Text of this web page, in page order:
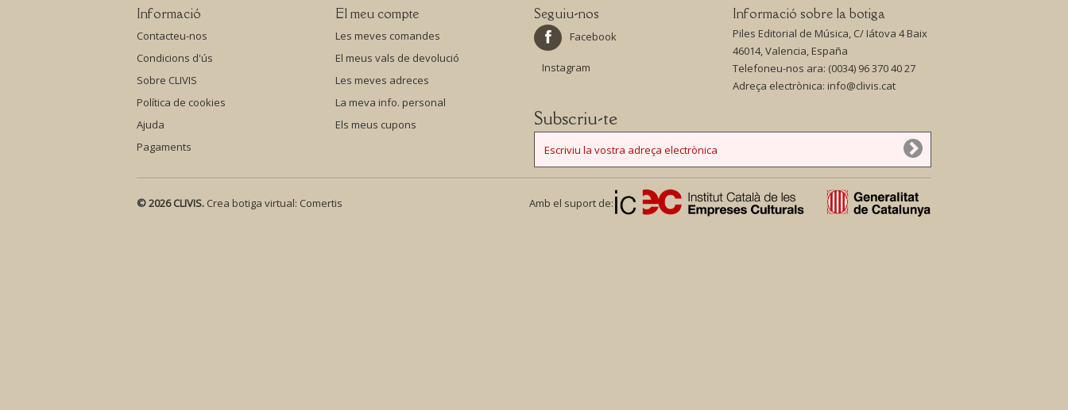
Informació
Contacteu-nos
Condicions d'ús
Sobre CLIVIS
Política de cookies
Ajuda
Pagaments
El meu compte
Les meves comandes
El meus vals de devolució
Les meves adreces
La meva info. personal
Els meus cupons
Seguiu-nos
Facebook
Instagram
Informació sobre la botiga
Piles Editorial de Música, C/ Iátova 4 Baix
46014, Valencia, España
Telefoneu-nos ara: (0034) 96 370 40 27
Adreça electrònica: info@clivis.cat
Subscriu-te
© 2026 CLIVIS. Crea botiga virtual: Comertis Amb el suport de: